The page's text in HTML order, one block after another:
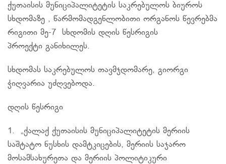
ქუთაისის მუნიციპალიტეტის საკრებულოს ბიუროს
სხდომაზე , წარმომადგენლობითი ორგანოს წევრებმა
რიგითი მე-7 სხდომის დღის წესრიგის
პროექტი განიხილეს.
სხდომას საკრებულოს თავმჯდომარე, გიორგი
ჭიღვარია უძღვებოდა.
დღის წესრიგი
1. „ქალაქ ქუთაისის მუნიციპალიტეტის მერიის
საშტატო ნუსხის დამტკიცების, მერიის საჯარო
მოსამსახურეთა და მერიის პოლიტიკური